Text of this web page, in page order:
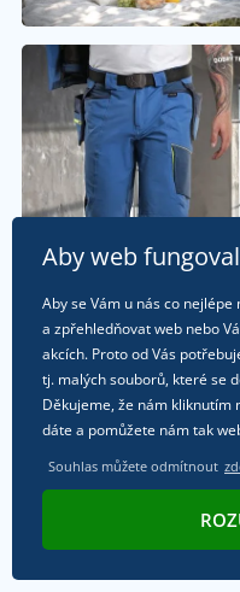
Sledujte náš
Aby web
Aby se Vám u nás co
a zpřehledňovat web nebo
akcích. Proto od Vás
tj. malých souborů, které se
Děkujeme, že nám kliknutím
dáte a pomůžete nám tak
Souhlas můžete odmítnout